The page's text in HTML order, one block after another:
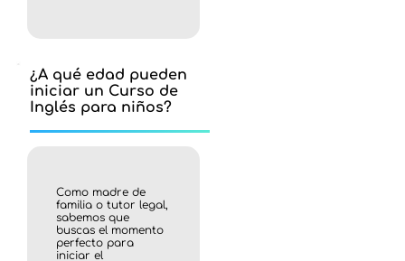
¿A qué edad pueden
iniciar un Curso de
Inglés para niños?
Como madre de
familia o tutor legal,
sabemos que
buscas el momento
perfecto para
iniciar el